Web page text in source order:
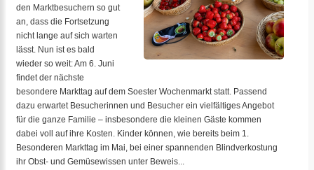
den Marktbesuchern so gut
an, dass die Fortsetzung
nicht lange auf sich warten
lässt. Nun ist es bald
wieder so weit: Am 6. Juni
findet der nächste
besondere Markttag auf dem Soester Wochenmarkt statt. Passend
dazu erwartet Besucherinnen und Besucher ein vielfältiges Angebot
für die ganze Familie – insbesondere die kleinen Gäste kommen
dabei voll auf ihre Kosten. Kinder können, wie bereits beim 1.
Besonderen Markttag im Mai, bei einer spannenden Blindverkostung
ihr Obst- und Gemüsewissen unter Beweis...